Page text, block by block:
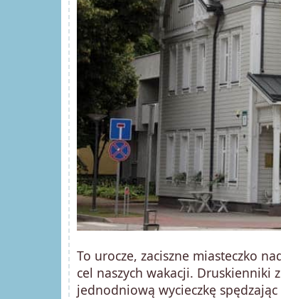
To urocze, zaciszne miasteczko
cel naszych wakacji. Druskienniki
jednodniową wycieczkę